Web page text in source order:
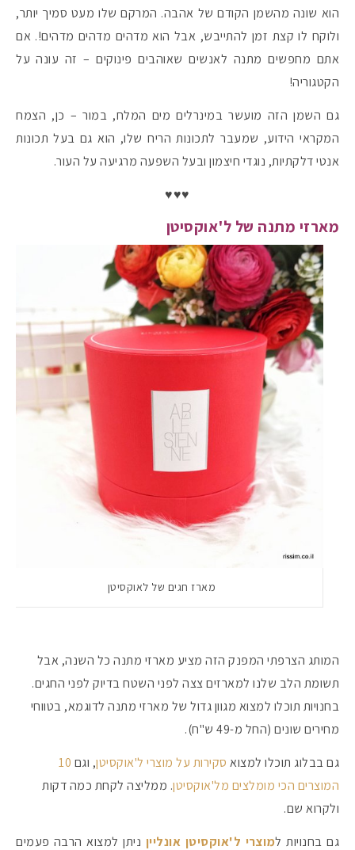
הוא שונה מהשמן הקודם של אהבה. המרקם שלו מעט סמיך יותר,
ולוקח לו קצת זמן להתייבש, אבל הוא מדהים מדהים מדהים!. אם
אתם מחפשים מתנה לאנשים שאוהבים פינוקים – זה עונה על
הקטגוריה!
גם השמן הזה מועשר במינרלים מים המלח, במור – כן, הצמח
המקראי הידוע, שמעבר לתכונות הריח שלו, הוא גם בעל תכונות
אנטי דלקתיות, נוגדי חיצמון ובעל השפעה מרגיעה על העור.
♥♥♥
מארזי מתנה של ל'אוקסיטן
מארז חגים של לאוקסיטן
המותג הצרפתי המפנק הזה מציע מארזי מתנה כל השנה, אבל
תשומת הלב שלנו למארזים צצה לפני השטח בדיוק לפני החגים.
בחנויות תוכלו למצוא מגוון גדול של מארזי מתנה לדוגמא, בטווחי
מחירים שונים (החל מ-49 ש"ח).
גם בבלוג תוכלו למצוא סקירות על מוצרי ל'אוקסיטן, וגם 10
המוצרים הכי מומלצים מל'אוקסיטן. ממליצה לקחת כמה דקות
ולקרוא שם.
גם בחנויות למוצרי ל'אוקסיטן אונליין ניתן למצוא הרבה פעמים